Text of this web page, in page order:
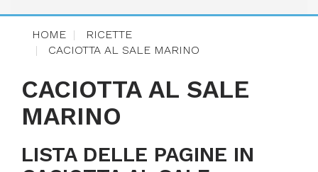
HOME
RICETTE
CACIOTTA AL SALE MARINO
CACIOTTA AL SALE
MARINO
LISTA DELLE PAGINE IN